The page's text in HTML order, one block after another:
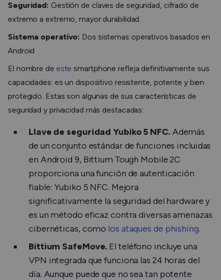
Seguridad: Gestión de claves de seguridad, cifrado de
extremo a extremo, mayor durabilidad.
Sistema operativo: Dos sistemas operativos basados en
Android
El nombre de este smartphone refleja definitivamente sus
capacidades: es un dispositivo resistente, potente y bien
protegido. Estas son algunas de sus características de
seguridad y privacidad más destacadas:
Llave de seguridad Yubiko 5 NFC.Además
de un conjunto estándar de funciones incluidas
en Android 9, Bittium Tough Mobile 2C
proporciona una función de autenticación
fiable: Yubiko 5 NFC. Mejora
significativamente la seguridad del hardware y
es un método eficaz contra diversas amenazas
cibernéticas, como los ataques de phishing.
Bittium SafeMove. El teléfono incluye una
VPN integrada que funciona las 24 horas del
día. Aunque puede que no sea tan potente